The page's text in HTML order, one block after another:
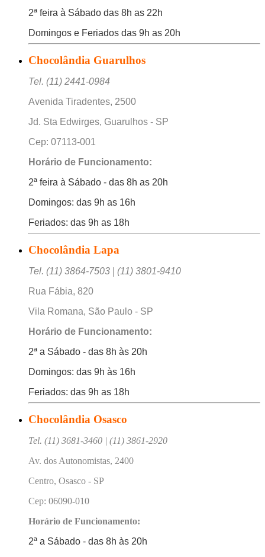
2ª feira à Sábado das 8h as 22h
Domingos e Feriados das 9h as 20h
Chocolândia Guarulhos
Tel. (11) 2441-0984
Avenida Tiradentes, 2500
Jd. Sta Edwirges, Guarulhos - SP
Cep: 07113-001
Horário de Funcionamento:
2ª feira à Sábado - das 8h as 20h
Domingos: das 9h as 16h
Feriados: das 9h as 18h
Chocolândia Lapa
Tel. (11) 3864-7503 | (11) 3801-9410
Rua Fábia, 820
Vila Romana, São Paulo - SP
Horário de Funcionamento:
2ª a Sábado - das 8h às 20h
Domingos: das 9h às 16h
Feriados: das 9h as 18h
Chocolândia Osasco
Tel. (11) 3681-3460 | (11) 3861-2920
Av. dos Autonomistas, 2400
Centro, Osasco - SP
Cep: 06090-010
Horário de Funcionamento:
2ª a Sábado - das 8h às 20h